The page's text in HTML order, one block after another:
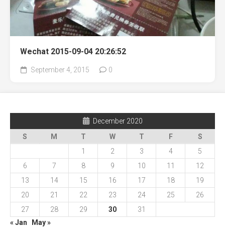
Wechat 2015-09-04 20:26:52
September 4, 2015 0
December 2020
S
M T W T F
S
1
2 3 4
5
6
7 8 9 10 11
12
13
14 15 16 17 18
19
20
21 22 23 24 25
26
27
28 29 30
31
« Jan
May »